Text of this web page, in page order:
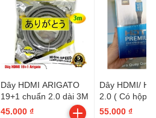
Dây HDMI ARIGATO
19+1 chuẩn 2.0 dài 3M
45.000 ₫
Dây HDMI/
2.0 ( Có hộp)
thường
55.000 ₫